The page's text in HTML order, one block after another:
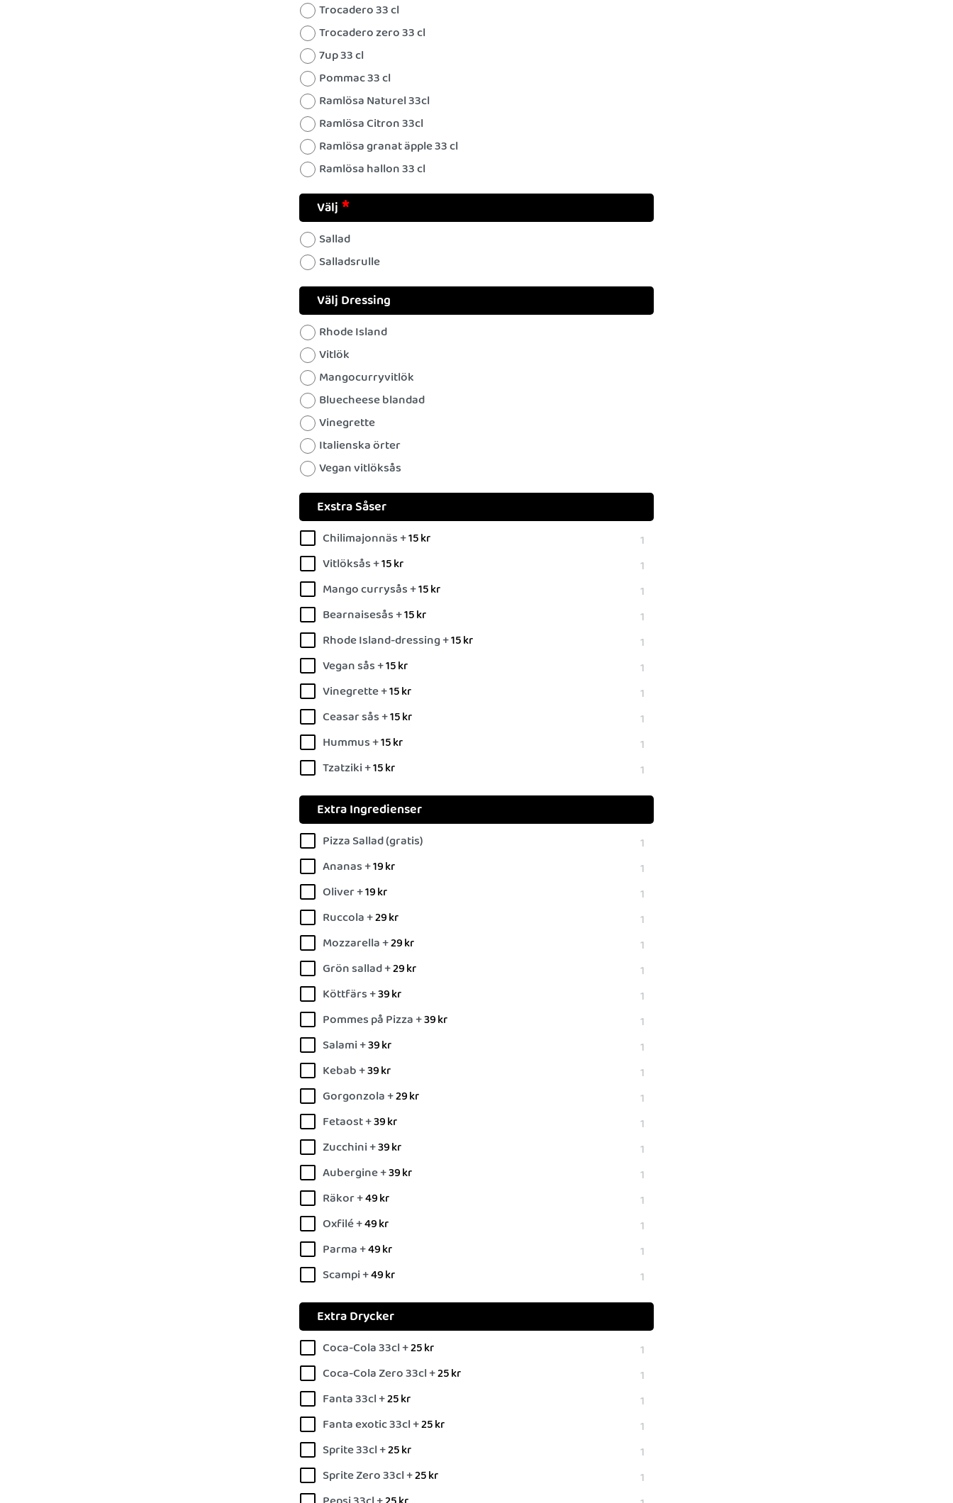
Trocadero 33 cl
Trocadero zero 33 cl
7up 33 cl
Pommac 33 cl
Ramlösa Naturel 33cl
Ramlösa Citron 33cl
Ramlösa granat äpple 33 cl
Ramlösa hallon 33 cl
Välj
Sallad
Salladsrulle
Välj Dressing
Rhode Island
Vitlök
Mangocurryvitlök
Bluecheese blandad
Vinegrette
Italienska örter
Vegan vitlöksås
Exstra Såser
Chilimajonnäs +15kr
Vitlöksås +15kr
Mango currysås +15kr
Bearnaisesås +15kr
Rhode Island-dressing +15kr
Vegan sås +15kr
Vinegrette +15kr
Ceasar sås +15kr
Hummus +15kr
Tzatziki +15kr
Extra Ingredienser
Pizza Sallad (gratis)
Ananas +19kr
Oliver +19kr
Ruccola +29kr
Mozzarella +29kr
Grön sallad +29kr
Köttfärs +39kr
Pommes på Pizza +39kr
Salami +39kr
Kebab +39kr
Gorgonzola +29kr
Fetaost +39kr
Zucchini +39kr
Aubergine +39kr
Räkor +49kr
Oxfilé +49kr
Parma +49kr
Scampi +49kr
Extra Drycker
Coca-Cola 33cl +25kr
Coca-Cola Zero 33cl +25kr
Fanta 33cl +25kr
Fanta exotic 33cl +25kr
Sprite 33cl +25kr
Sprite Zero 33cl +25kr